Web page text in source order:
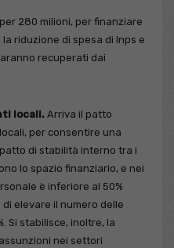
280 milioni, per finanziare
riduzione di spesa di Inps e
recuperati dai
locali. Arriva il patto
per consentire una
di stabilità interno tra i
lo spazio finanziario, e nei
è inferiore al 50%
elevare il numero delle
Si stabilisce, inoltre, la
nei settori